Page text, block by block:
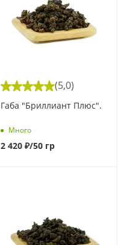
(5,0)
Габа "Бриллиант Плюс".
Много
2 420 ₽/50 гр